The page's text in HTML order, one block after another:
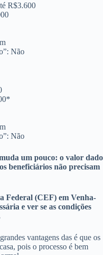
R$3.600
Não
Não
um pouco: o valor dado
beneficiários não precisam
Federal (CEF) em Venha-
e ver se as condições
vantagens das é que os
pois o processo é bem